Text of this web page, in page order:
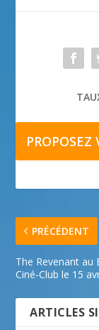
PRÉCÉDENT
The Revenant au
Ciné-Club le 15
ARTICLES